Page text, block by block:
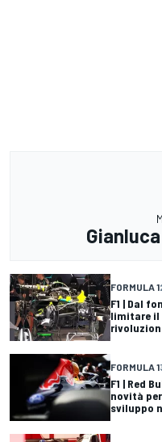
FORMULA 1
F1 | Dal
limitare il
FORMULA 1
F1 | Red
novità
sviluppo